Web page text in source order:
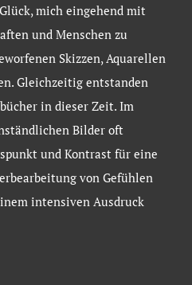
mich eingehend mit
und Menschen zu
Skizzen, Aquarellen
Gleichzeitig entstanden
in dieser Zeit. Im
Bilder oft
und Kontrast für eine
von Gefühlen
intensiven Ausdruck